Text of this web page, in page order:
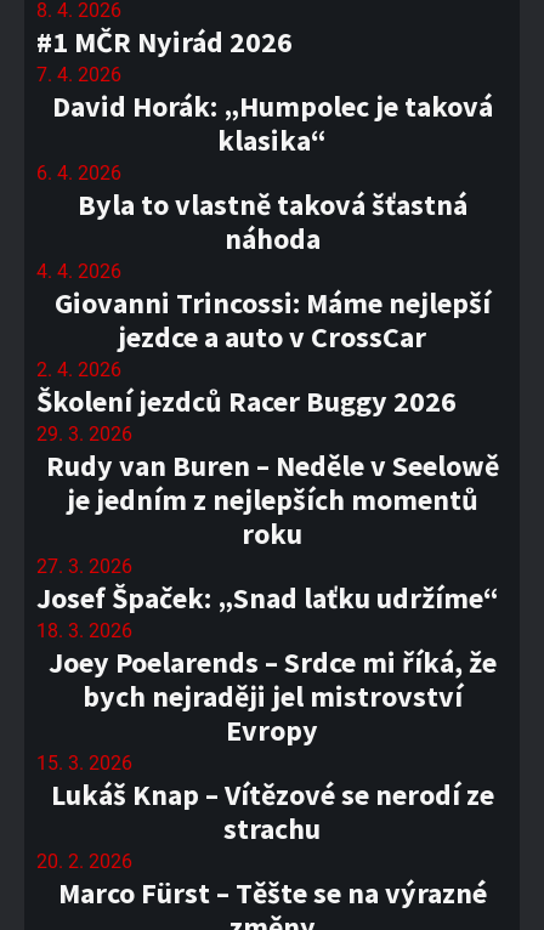
8. 4. 2026
#1 MČR Nyirád 2026
7. 4. 2026
David Horák: „Humpolec je taková
klasika“
6. 4. 2026
Byla to vlastně taková šťastná
náhoda
4. 4. 2026
Giovanni Trincossi: Máme nejlepší
jezdce a auto v CrossCar
2. 4. 2026
Školení jezdců Racer Buggy 2026
29. 3. 2026
Rudy van Buren – Neděle v Seelowě
je jedním z nejlepších momentů
roku
27. 3. 2026
Josef Špaček: „Snad laťku udržíme“
18. 3. 2026
Joey Poelarends – Srdce mi říká, že
bych nejraději jel mistrovství
Evropy
15. 3. 2026
Lukáš Knap – Vítězové se nerodí ze
strachu
20. 2. 2026
Marco Fürst – Těšte se na výrazné